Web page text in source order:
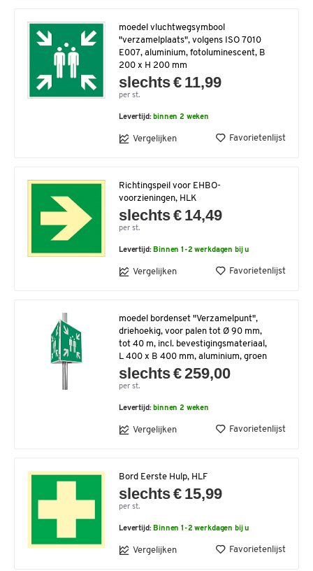
moedel vluchtwegsymbool
"verzamelplaats", volgens ISO 7010
E007, aluminium, fotoluminescent, B
200 x H 200 mm
slechts € 11,99
per st.
Levertijd:binnen 2 weken
Vergelijken Favorietenlijst
Richtingspeil voor EHBO-
voorzieningen, HLK
slechts € 14,49
per st.
Levertijd:Binnen 1-2 werkdagen bij u
Vergelijken Favorietenlijst
moedel bordenset "Verzamelpunt",
driehoekig, voor palen tot Ø 90 mm,
tot 40 m, incl. bevestigingsmateriaal,
L 400 x B 400 mm, aluminium, groen
slechts € 259,00
per st.
Levertijd:binnen 2 weken
Vergelijken Favorietenlijst
Bord Eerste Hulp, HLF
slechts € 15,99
per st.
Levertijd:Binnen 1-2 werkdagen bij u
Vergelijken Favorietenlijst